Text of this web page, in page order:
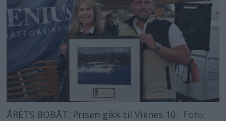
ÅRETS BOBÅT: Prisen gikk til Viknes 10.
Foto: